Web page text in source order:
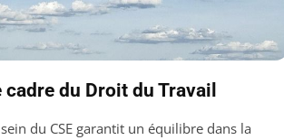
du Droit du Travail
du CSE garantit un équilibre dans la